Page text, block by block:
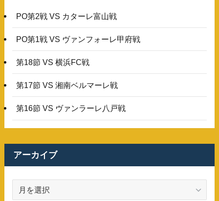
PO第2戦 VS カターレ富山戦
PO第1戦 VS ヴァンフォーレ甲府戦
第18節 VS 横浜FC戦
第17節 VS 湘南ベルマーレ戦
第16節 VS ヴァンラーレ八戸戦
アーカイブ